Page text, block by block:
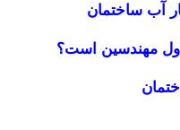
آب ساختمان
مهندسین است؟